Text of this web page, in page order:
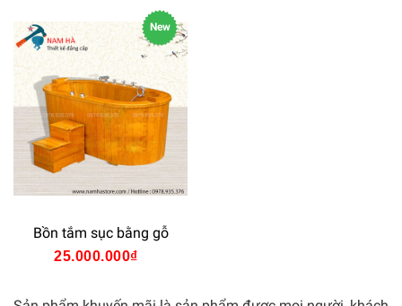
New
Bồn tắm sục bằng gỗ
25.000.000₫